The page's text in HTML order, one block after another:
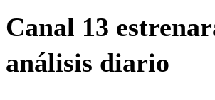
Canal 13
análisis diario